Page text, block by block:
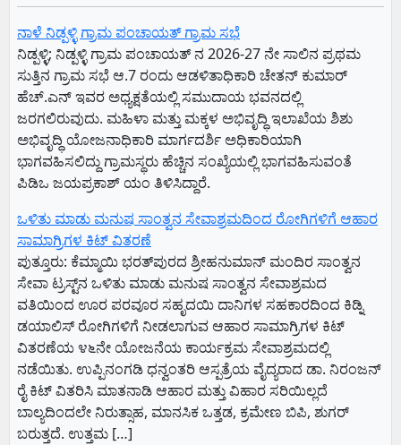
ನಾಳೆ ನಿಡ್ಪಳ್ಳಿ ಗ್ರಾಮ ಪಂಚಾಯತ್ ಗ್ರಾಮ ಸಭೆ
ನಿಡ್ಪಳ್ಳಿ; ನಿಡ್ಪಳ್ಳಿ ಗ್ರಾಮ ಪಂಚಾಯತ್ ನ 2026-27 ನೇ ಸಾಲಿನ ಪ್ರಥಮ
ಸುತ್ತಿನ ಗ್ರಾಮ ಸಭೆ ಆ.7 ರಂದು ಆಡಳಿತಾಧಿಕಾರಿ ಚೇತನ್ ಕುಮಾರ್
ಹೆಚ್.ಎನ್ ಇವರ ಅಧ್ಯಕ್ಷತೆಯಲ್ಲಿ ಸಮುದಾಯ ಭವನದಲ್ಲಿ
ಜರಗಲಿರುವುದು. ಮಹಿಳಾ ಮತ್ತು ಮಕ್ಕಳ ಅಭಿವೃದ್ಧಿ ಇಲಾಖೆಯ ಶಿಶು
ಅಭಿವೃದ್ಧಿ ಯೋಜನಾಧಿಕಾರಿ ಮಾರ್ಗದರ್ಶಿ ಅಧಿಕಾರಿಯಾಗಿ
ಭಾಗವಹಿಸಲಿದ್ದು ಗ್ರಾಮಸ್ಥರು ಹೆಚ್ಚಿನ ಸಂಖ್ಯೆಯಲ್ಲಿ ಭಾಗವಹಿಸುವಂತೆ
ಪಿಡಿಒ ಜಯಪ್ರಕಾಶ್ ಯಂ ತಿಳಿಸಿದ್ದಾರೆ.
ಒಳಿತು ಮಾಡು ಮನುಷ ಸಾಂತ್ವನ ಸೇವಾಶ್ರಮದಿಂದ ರೋಗಿಗಳಿಗೆ ಆಹಾರ
ಸಾಮಾಗ್ರಿಗಳ ಕಿಟ್ ವಿತರಣೆ
ಪುತ್ತೂರು: ಕೆಮ್ಮಾಯಿ ಭರತ್‌ಪುರದ ಶ್ರೀಹನುಮಾನ್ ಮಂದಿರ ಸಾಂತ್ವನ
ಸೇವಾ ಟ್ರಸ್ಟ್‌ನ ಒಳಿತು ಮಾಡು ಮನುಷ ಸಾಂತ್ವನ ಸೇವಾಶ್ರಮದ
ವತಿಯಿಂದ ಊರ ಪರವೂರ ಸಹೃದಯಿ ದಾನಿಗಳ ಸಹಕಾರದಿಂದ ಕಿಡ್ನಿ
ಡಯಾಲಿಸ್ ರೋಗಿಗಳಿಗೆ ನೀಡಲಾಗುವ ಆಹಾರ ಸಾಮಾಗ್ರಿಗಳ ಕಿಟ್
ವಿತರಣೆಯ ೪೬ನೇ ಯೋಜನೆಯ ಕಾರ್ಯಕ್ರಮ ಸೇವಾಶ್ರಮದಲ್ಲಿ
ನಡೆಯಿತು. ಉಪ್ಪಿನಂಗಡಿ ಧನ್ವಂತರಿ ಆಸ್ಪತ್ರೆಯ ವೈದ್ಯರಾದ ಡಾ. ನಿರಂಜನ್
ರೈ ಕಿಟ್ ವಿತರಿಸಿ ಮಾತನಾಡಿ ಆಹಾರ ಮತ್ತು ವಿಹಾರ ಸರಿಯಿಲ್ಲದೆ
ಬಾಲ್ಯದಿಂದಲೇ ನಿರುತ್ಸಾಹ, ಮಾನಸಿಕ ಒತ್ತಡ, ಕ್ರಮೇಣ ಬಿಪಿ, ಶುಗರ್
ಬರುತ್ತದೆ. ಉತ್ತಮ […]